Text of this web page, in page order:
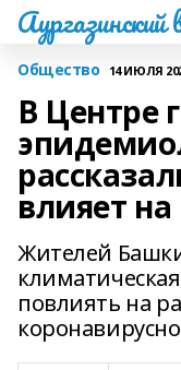
Аургазинский
Общество 14 ИЮЛЯ
В Центре
влияет
Жителей
повлиять на